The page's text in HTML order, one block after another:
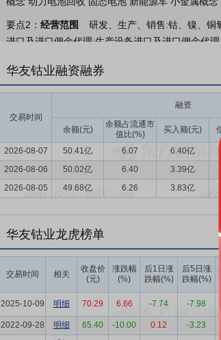
要点2： 经营范围
研发、生产、销售:钴、镍、铜
进口及进口佣金代理;生产设备进口及进口佣金代
公司主
能源材料为新的增长极，在全球范围内构建了从
要点4：锂电材料行业
2025年，锂电正极材料行
料产量103.3万吨，同比增长7.4%。磷酸铁锂凭
性能市场持续占据绝对主导地位。随着电动车带
新兴应用场景的快速发展，市场对更高能量密度
要点5：镍行业
2025年全球镍供应量381万吨，
大幅反弹。从供应端看，全球镍产量高度集中于
展望未来，随着大圆柱电池、固态电池等新一代
料耐高温、高强度性能提出更高要求，这将为高
2025年，钴行业供需格局受政策
心，与高温合金、硬质合金等工业领域构成多元
供应量约12万吨，受主要供应国出口管制影响较
要点7：锂行业
2025年，碳酸锂行业出现阶段
华友钴业融资融券
交易时间
融资
余额(元)
余额占流通市
值比(%)
买入额(元)
2026-08-07
50.41亿 6.07 6.40亿
2026-08-06
50.02亿 6.40 3.39亿
2026-08-05
49.68亿 6.26 3.83亿
华友钴业龙虎榜单
交易时间 相关
收盘价
(元)
涨跌幅
(%)
后1日涨
跌幅(%)
后5日涨
跌幅(%)
2025-10-09 明细 70.29 6.66 -7.74 -7.98
2022-09-28 明细 65.40 -10.00 0.12 -3.23